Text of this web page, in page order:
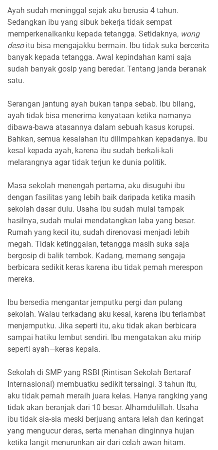
Ayah sudah meninggal sejak aku berusia 4 tahun.
Sedangkan ibu yang sibuk bekerja tidak sempat
memperkenalkanku kepada tetangga. Setidaknya, wong
desoitu bisa mengajakku bermain. Ibu tidak suka bercerita
banyak kepada tetangga. Awal kepindahan kami saja
sudah banyak gosip yang beredar. Tentang janda beranak
satu.
Serangan jantung ayah bukan tanpa sebab. Ibu bilang,
ayah tidak bisa menerima kenyataan ketika namanya
dibawa-bawa atasannya dalam sebuah kasus korupsi.
Bahkan, semua kesalahan itu dilimpahkan kepadanya. Ibu
kesal kepada ayah, karena ibu sudah berkali-kali
melarangnya agar tidak terjun ke dunia politik.
Masa sekolah menengah pertama, aku disuguhi ibu
dengan fasilitas yang lebih baik daripada ketika masih
sekolah dasar dulu. Usaha ibu sudah mulai tampak
hasilnya, sudah mulai mendatangkan laba yang besar.
Rumah yang kecil itu, sudah direnovasi menjadi lebih
megah. Tidak ketinggalan, tetangga masih suka saja
bergosip di balik tembok. Kadang, memang sengaja
berbicara sedikit keras karena ibu tidak pernah merespon
mereka.
Ibu bersedia mengantar jemputku pergi dan pulang
sekolah. Walau terkadang aku kesal, karena ibu terlambat
menjemputku. Jika seperti itu, aku tidak akan berbicara
sampai hatiku lembut sendiri. Ibu mengatakan aku mirip
seperti ayah—keras kepala.
Sekolah di SMP yang RSBI (Rintisan Sekolah Bertaraf
Internasional) membuatku sedikit tersaingi. 3 tahun itu,
aku tidak pernah meraih juara kelas. Hanya rangking yang
tidak akan beranjak dari 10 besar. Alhamdulillah. Usaha
ibu tidak sia-sia meski berjuang antara lelah dan keringat
yang mengucur deras, serta menahan dinginnya hujan
ketika langit menurunkan air dari celah awan hitam.